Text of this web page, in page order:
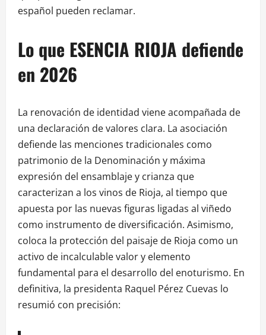
español pueden reclamar.
Lo que ESENCIA RIOJA defiende
en 2026
La renovación de identidad viene acompañada de
una declaración de valores clara. La asociación
defiende las menciones tradicionales como
patrimonio de la Denominación y máxima
expresión del ensamblaje y crianza que
caracterizan a los vinos de Rioja, al tiempo que
apuesta por las nuevas figuras ligadas al viñedo
como instrumento de diversificación. Asimismo,
coloca la protección del paisaje de Rioja como un
activo de incalculable valor y elemento
fundamental para el desarrollo del enoturismo. En
definitiva, la presidenta Raquel Pérez Cuevas lo
resumió con precisión: